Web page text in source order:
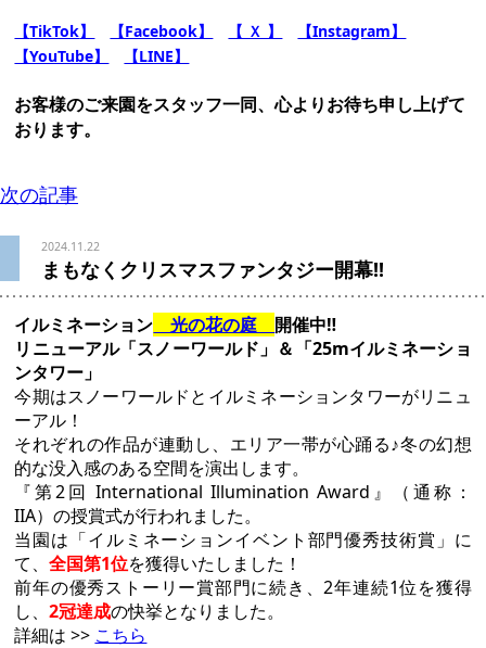
【TikTok】 【Facebook】 【 Ｘ 】
【Instagram】
【YouTube】
【LINE】
お客様のご来園をスタッフ一同、心よりお待ち申し上げて
おります。
次の記事
2024.11.22
まもなくクリスマスファンタジー開幕‼
イルミネーション 光の花の庭 開催中‼
リニューアル「スノーワールド」＆「25mイルミネーショ
ンタワー」
今期はスノーワールドとイルミネーションタワーがリニュ
ーアル！
それぞれの作品が連動し、エリア一帯が心踊る♪冬の幻想
的な没入感のある空間を演出します。
『第2回 International Illumination Award』（通称：
IIA）の授賞式が行われました。
当園は「イルミネーションイベント部門優秀技術賞」に
て、全国第1位を獲得いたしました！
前年の優秀ストーリー賞部門に続き、2年連続1位を獲得
し、2冠達成の快挙となりました。
詳細は >> こちら